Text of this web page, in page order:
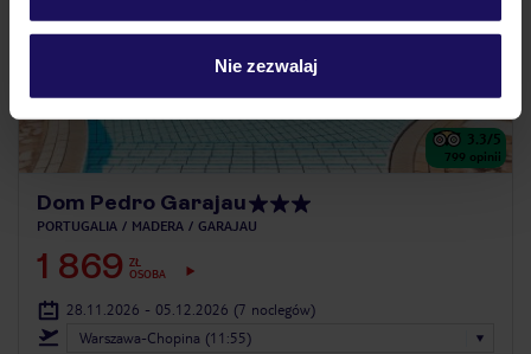
Nie zezwalaj
3.3/5
799 opinii
Dom Pedro Garajau
PORTUGALIA MADERA GARAJAU
1 869 ZŁ
OSOBA
28.11.2026 - 05.12.2026 (7 noclegów)
Warszawa-Chopina (11:55)